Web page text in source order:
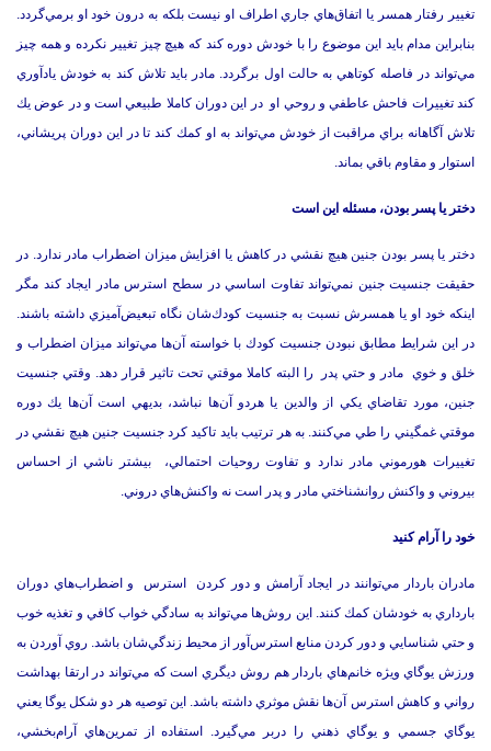
تغيير رفتار همسر يا اتفاق‌هاي جاري اطراف او نيست بلكه به درون خود او برمي‌گردد.
بنابراين مدام بايد اين موضوع را با خودش دوره كند كه هيچ چيز تغيير نكرده و همه چيز
مي‌تواند در فاصله كوتاهي به حالت اول برگردد. مادر بايد تلاش كند به خودش يادآوري
كند تغييرات فاحش عاطفي و روحي او در اين دوران كاملا طبيعي است و در عوض يك
تلاش آگاهانه براي مراقبت از خودش مي‌تواند به او كمك كند تا در اين دوران پريشاني،
استوار و مقاوم باقي بماند.
دختر يا پسر بودن، مسئله اين است
دختر يا پسر بودن جنين هيچ نقشي در كاهش يا افزايش ميزان اضطراب مادر ندارد. در
حقيقت جنسيت جنين نمي‌تواند تفاوت اساسي در سطح استرس مادر ايجاد كند مگر
اينكه خود او يا همسرش نسبت به جنسيت كودك‌شان نگاه تبعيض‌آميزي داشته باشند.
در اين شرايط مطابق نبودن جنسيت كودك با خواسته آن‌ها مي‌تواند ميزان اضطراب و
خلق و خوي مادر و حتي پدر را البته كاملا موقتي تحت تاثير قرار دهد. وقتي جنسيت
جنين، مورد تقاضاي يكي از والدين يا هردو آن‌ها نباشد، بديهي است آن‌ها يك دوره
موقتي غمگيني را طي مي‌كنند. به هر ترتيب بايد تاكيد كرد جنسيت جنين هيچ نقشي در
تغييرات هورموني مادر ندارد و تفاوت روحيات احتمالي، بيشتر ناشي از احساس
بيروني و واكنش روانشناختي مادر و پدر است نه واكنش‌هاي دروني.
خود را آرام كنيد
مادران باردار مي‌توانند در ايجاد آرامش و دور كردن استرس و اضطراب‌هاي دوران
بارداري به خودشان كمك كنند. اين روش‌ها مي‌تواند به سادگي خواب كافي و تغذيه خوب
و حتي شناسايي و دور كردن منابع استرس‌آور از محيط زندگي‌شان باشد. روي آوردن به
ورزش يوگاي ويژه خانم‌هاي باردار هم روش ديگري است كه مي‌تواند در ارتقا بهداشت
رواني و كاهش استرس آن‌ها نقش موثري داشته باشد. اين توصيه هر دو شكل يوگا يعني
يوگاي جسمي و يوگاي ذهني را دربر مي‌گيرد. استفاده از تمرين‌هاي آرام‌بخشي،